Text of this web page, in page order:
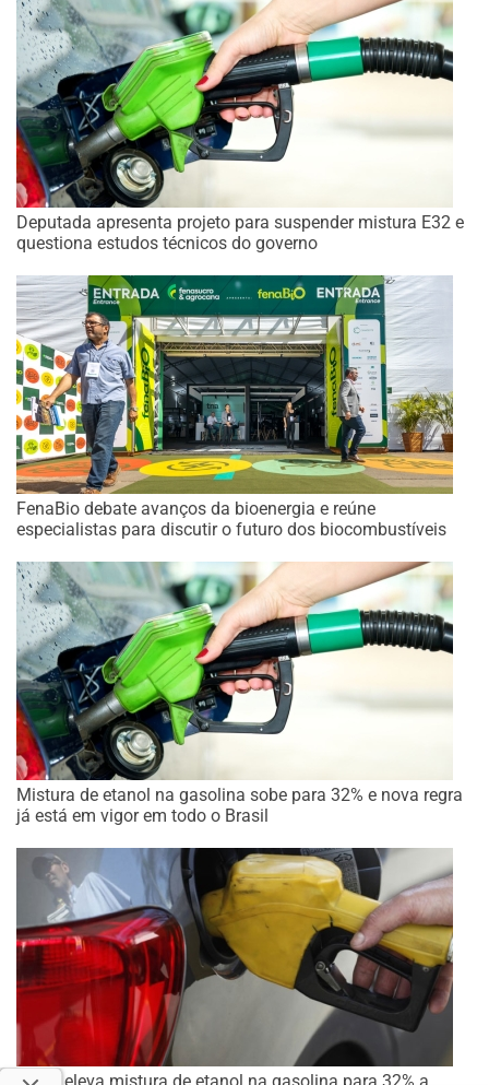
Deputada apresenta projeto para suspender mistura E32 e
questiona estudos técnicos do governo
FenaBio debate avanços da bioenergia e reúne
especialistas para discutir o futuro dos biocombustíveis
Mistura de etanol na gasolina sobe para 32% e nova regra
já está em vigor em todo o Brasil